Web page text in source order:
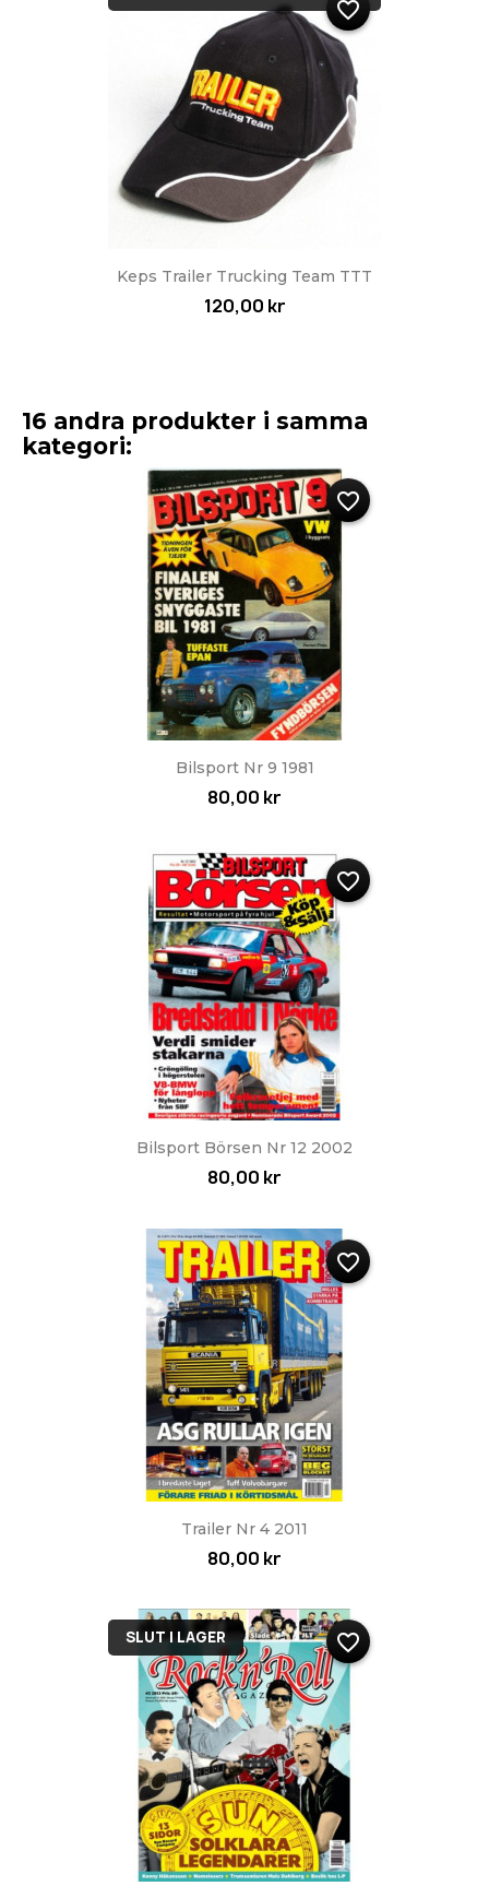
Keps Trailer Trucking Team TTT
120,00 kr
favorite_border
16 andra produkter i samma
kategori:
Bilsport Nr 9 1981
80,00 kr
favorite_border
Bilsport Börsen Nr 12 2002
80,00 kr
favorite_border
Trailer Nr 4 2011
80,00 kr
favorite_border
SLUT I LAGER favorite_border